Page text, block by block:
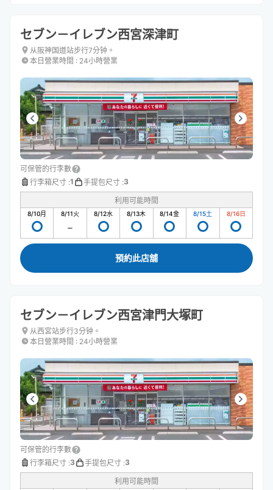
セブン－イレブン西宮深津町
从阪神国道站步行7分钟。
本日營業時間 : 24小時營業
可保管的行李數
行李箱尺寸 :1 手提包尺寸 :3
利用可能時間
8/10月 8/11火 8/12水 8/13木 8/14金 8/15土 8/16日
預約此店舖
セブン－イレブン西宮津門大塚町
从西宮站步行3分钟。
本日營業時間 : 24小時營業
可保管的行李數
行李箱尺寸 :3 手提包尺寸 :3
利用可能時間